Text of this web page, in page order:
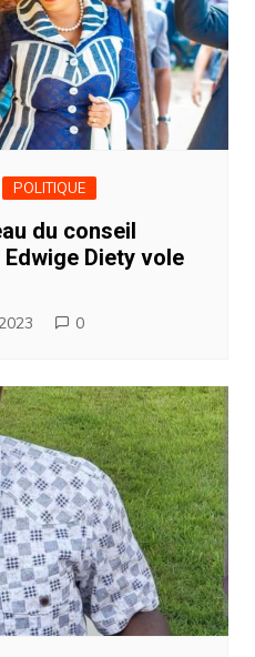
POLITIQUE
du conseil
Diety vole
0